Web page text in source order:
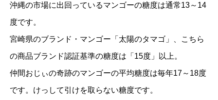
沖縄の市場に出回っているマンゴーの糖度は通常13～14
度です。
宮崎県のブランド・マンゴー「太陽のタマゴ」、こちら
の商品ブランド認証基準の糖度は「15度」以上。
仲間おじぃの奇跡のマンゴーの平均糖度は毎年17～18度
です。けっして引けを取らない糖度です。